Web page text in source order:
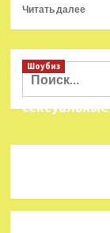
Читать далее
Чи
и
Найти:
Шоубиз
Звезда